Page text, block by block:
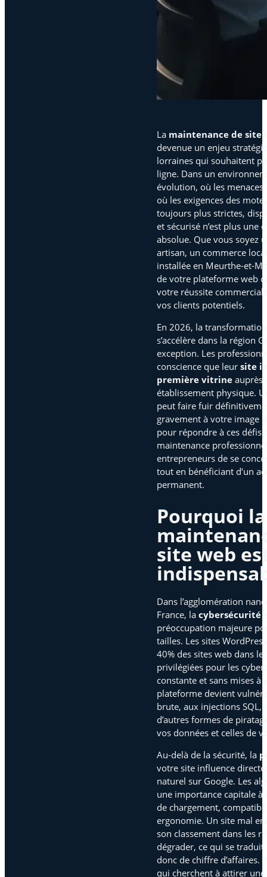
La maintenance de site
devenue un enjeu
lorraines qui souhaitent
ligne. Dans un
évolution, où les
où les exigences des
toujours plus strictes,
et sécurisé n’est plus une
absolue. Que vous soyez
artisan, un commerce
installée en Meurthe-et-
de votre plateforme web
votre réussite
vos clients potentiels.
En 2026, la
s’accélère dans la région
exception. Les
conscience que leur site
première vitrine auprès
établissement physique.
peut faire fuir
gravement à votre image
pour répondre à ces défis
maintenance
entrepreneurs de se
tout en bénéficiant d’un
permanent.
Pourquoi la
site web
Dans l’agglomération
France, la cybersécurité
préoccupation majeure
tailles. Les sites
40% des sites web dans
privilégiées pour les
constante et sans mises
plateforme devient
brute, aux injections SQL,
d’autres formes de
vos données et celles de
Au-delà de la sécurité, la
votre site influence
naturel sur Google. Les
une importance capitale à
de chargement,
ergonomie. Un site mal
son classement dans les
dégrader, ce qui se
donc de chiffre d’affaires.
qui cherchent à attirer